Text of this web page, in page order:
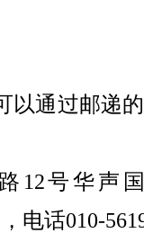
以通过邮递
12号华声
电话010-